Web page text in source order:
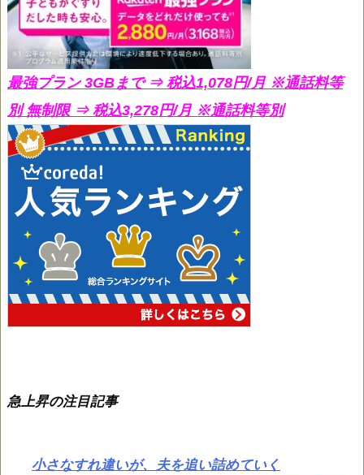
最強プラン 3GBまで ⇒ 税込1,078円/月 ※通話料等
別 無制限 ⇒ 税込3,278円/月 ※通話料等別
急上昇の注目記事
小さなすれ違いが、夫を追い詰めていく